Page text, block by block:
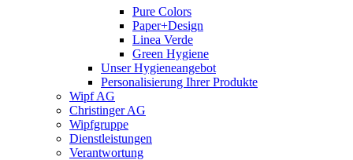
Pure Colors
Paper+Design
Linea Verde
Green Hygiene
Unser Hygieneangebot
Personalisierung Ihrer Produkte
Wipf AG
Christinger AG
Wipfgruppe
Dienstleistungen
Verantwortung